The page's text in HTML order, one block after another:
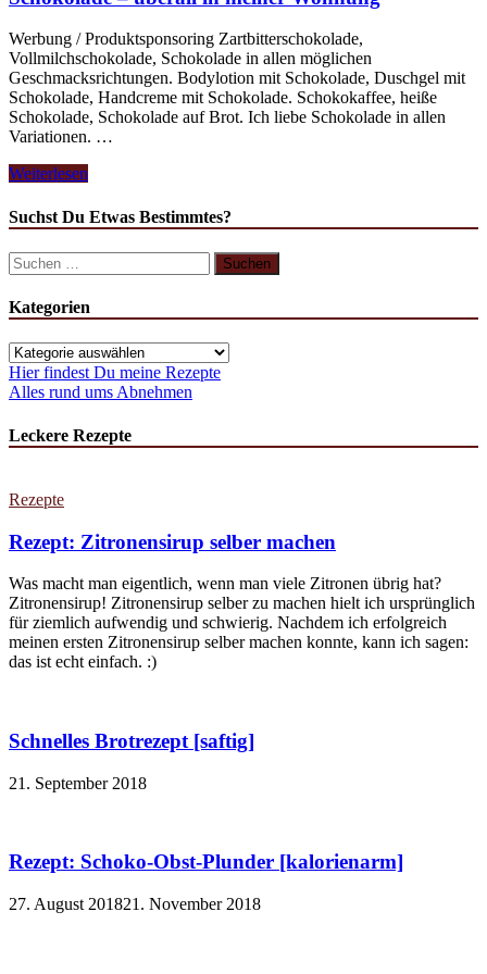
Werbung / Produktsponsoring Zartbitterschokolade,
Vollmilchschokolade, Schokolade in allen möglichen
Geschmacksrichtungen. Bodylotion mit Schokolade, Duschgel mit
Schokolade, Handcreme mit Schokolade. Schokokaffee, heiße
Schokolade, Schokolade auf Brot. Ich liebe Schokolade in allen
Variationen. …
Schokolade
überall
in
meiner
Wohnung
Weiterlesen
Suchst Du Etwas Bestimmtes?
Suchen
nach:
Kategorien
Kategorien
Hier findest Du meine Rezepte
Alles rund ums Abnehmen
Leckere Rezepte
Rezepte
Rezept: Zitronensirup selber machen
Was macht man eigentlich, wenn man viele Zitronen übrig hat?
Zitronensirup! Zitronensirup selber zu machen hielt ich ursprünglich
für ziemlich aufwendig und schwierig. Nachdem ich erfolgreich
meinen ersten Zitronensirup selber machen konnte, kann ich sagen:
das ist echt einfach. :)
Schnelles Brotrezept [saftig]
21. September 2018
Rezept: Schoko-Obst-Plunder [kalorienarm]
27. August 201821. November 2018